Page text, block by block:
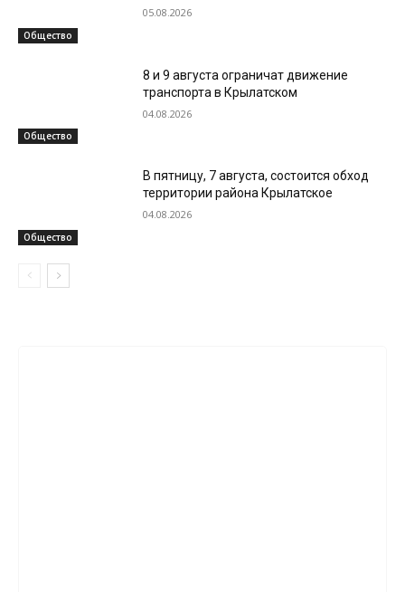
Общество
05.08.2026
Общество
8 и 9 августа ограничат движение
транспорта в Крылатском
04.08.2026
Общество
В пятницу, 7 августа, состоится обход
территории района Крылатское
04.08.2026